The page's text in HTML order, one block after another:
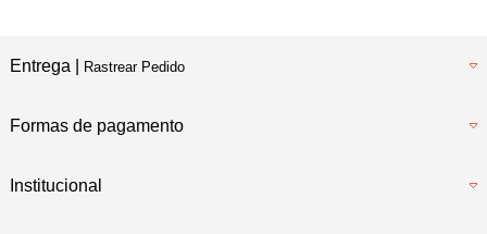
Entrega | Rastrear Pedido
Formas de pagamento
Institucional